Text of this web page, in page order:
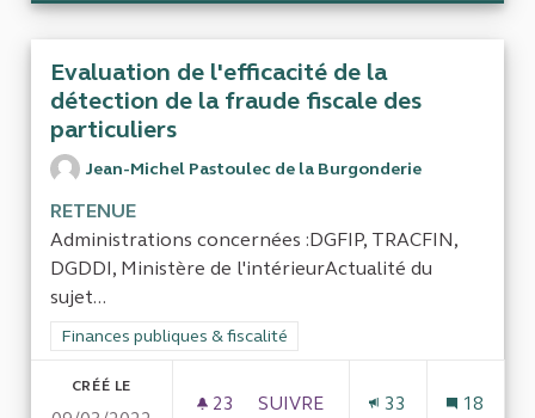
Evaluation de l'efficacité de la
détection de la fraude fiscale des
particuliers
Jean-Michel Pastoulec de la Burgonderie
RETENUE
Administrations concernées :DGFIP, TRACFIN,
DGDDI, Ministère de l'intérieurActualité du
sujet...
Filtrer les résultats de la catégorie : Finances publiques &
Finances publiques & fiscalité
CRÉÉ LE
23 23 ABONNÉS
SUIVRE
33 18